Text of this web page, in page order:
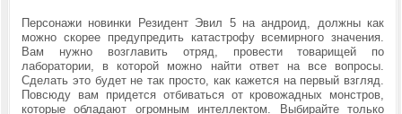
Персонажи новинки
Резидент Эвил 5 на андроид, должны как
можно скорее предупредить катастрофу всемирного значения.
Вам нужно возглавить отряд, провести товарищей по
лаборатории, в которой можно найти ответ на все вопросы.
Сделать это будет не так просто, как кажется на первый взгляд.
Повсюду вам придется отбиваться от кровожадных монстров,
которые обладают огромным интеллектом. Выбирайте только